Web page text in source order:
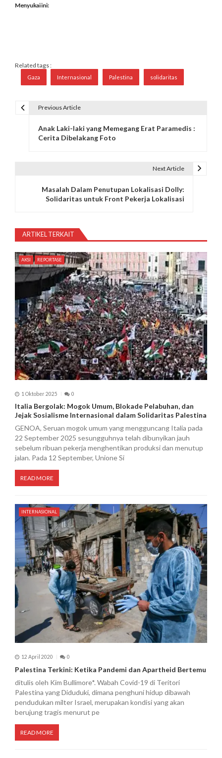
Menyukai ini:
Related tags :
Gaza Internasional Palestina solidaritas
i
p
o
Previous Article
Anak Laki-laki yang Memegang Erat Paramedis :
Cerita Dibelakang Foto
Next Article
Masalah Dalam Penutupan Lokalisasi Dolly:
Solidaritas untuk Front Pekerja Lokalisasi
ARTIKEL TERKAIT
AKSI REPORTASE
1 Oktober 2025 0
Italia Bergolak: Mogok Umum, Blokade Pelabuhan, dan
Jejak Sosialisme Internasional dalam Solidaritas Palestina
GENOA, Seruan mogok umum yang mengguncang Italia pada
22 September 2025 sesungguhnya telah dibunyikan jauh
sebelum ribuan pekerja menghentikan produksi dan menutup
jalan. Pada 12 September, Unione Si
READ MORE
INTERNASIONAL
12 April 2020 0
Palestina Terkini: Ketika Pandemi dan Apartheid Bertemu
ditulis oleh Kim Bullimore*. Wabah Covid-19 di Teritori
Palestina yang Diduduki, dimana penghuni hidup dibawah
pendudukan milter Israel, merupakan kondisi yang akan
berujung tragis menurut pe
READ MORE